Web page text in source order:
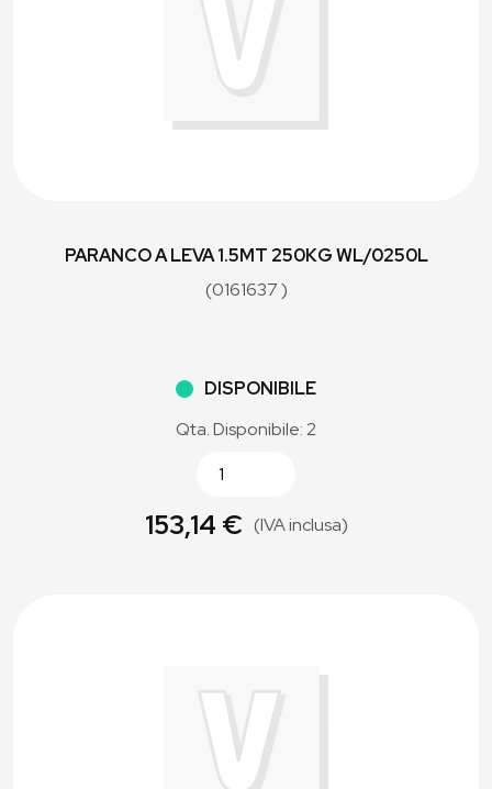
PARANCO A LEVA 1.5MT 250KG WL/0250L
(0161637 )
DISPONIBILE
Qta. Disponibile: 2
153,14 € (IVA inclusa)